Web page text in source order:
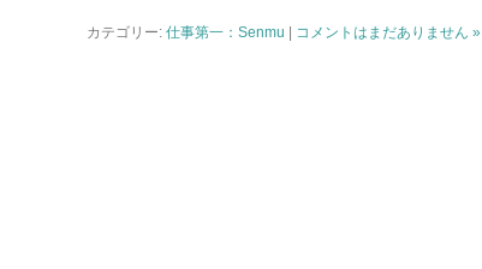
カテゴリー: 仕事第一：Senmu コメントはまだありません »